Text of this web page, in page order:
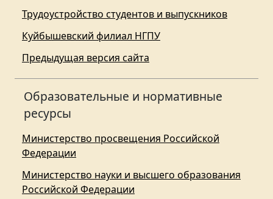
Трудоустройство студентов и выпускников
Куйбышевский филиал НГПУ
Предыдущая версия сайта
Образовательные и нормативные
ресурсы
Министерство просвещения Российской
Федерации
Министерство науки и высшего образования
Российской Федерации